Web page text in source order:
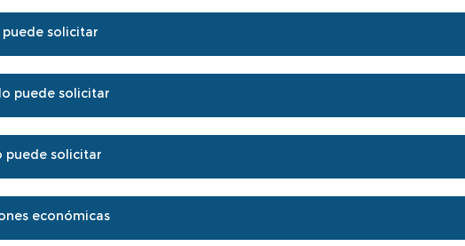
solicitar
puede solicitar
puede solicitar
económicas